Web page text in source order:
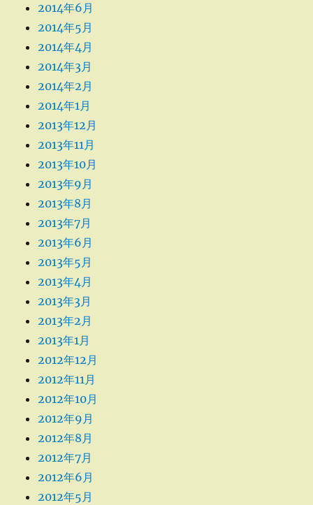
2014年6月
2014年5月
2014年4月
2014年3月
2014年2月
2014年1月
2013年12月
2013年11月
2013年10月
2013年9月
2013年8月
2013年7月
2013年6月
2013年5月
2013年4月
2013年3月
2013年2月
2013年1月
2012年12月
2012年11月
2012年10月
2012年9月
2012年8月
2012年7月
2012年6月
2012年5月